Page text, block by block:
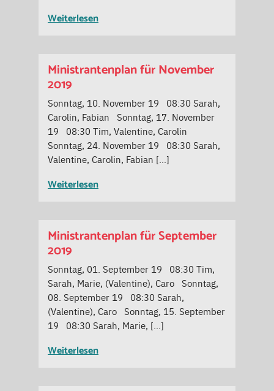
Weiterlesen
Ministrantenplan für November
2019
Sonntag, 10. November 19 08:30 Sarah,
Carolin, Fabian Sonntag, 17. November
19 08:30 Tim, Valentine, Carolin
Sonntag, 24. November 19 08:30 Sarah,
Valentine, Carolin, Fabian […]
Weiterlesen
Ministrantenplan für September
2019
Sonntag, 01. September 19 08:30 Tim,
Sarah, Marie, (Valentine), Caro Sonntag,
08. September 19 08:30 Sarah,
(Valentine), Caro Sonntag, 15. September
19 08:30 Sarah, Marie, […]
Weiterlesen